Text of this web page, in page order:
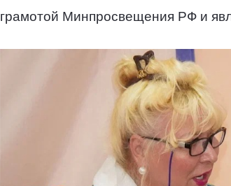
грамотой Минпросвещения РФ и